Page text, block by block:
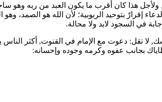
هذا كان أقرب ما يكون العبد من ربه وهو
إقرارٌ بتوحيد الربوبية؛ لأن الله هو الصمد،
في السجود لابد ولا محالة.
لا تقل: دعوت مع الإمام في القنوت, أكثر
بجانب عفوه وكرمه وجوده وإحسانه: